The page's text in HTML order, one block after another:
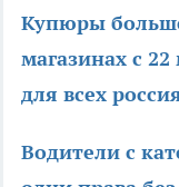
Купюры
магазинах с
для всех
Водители с